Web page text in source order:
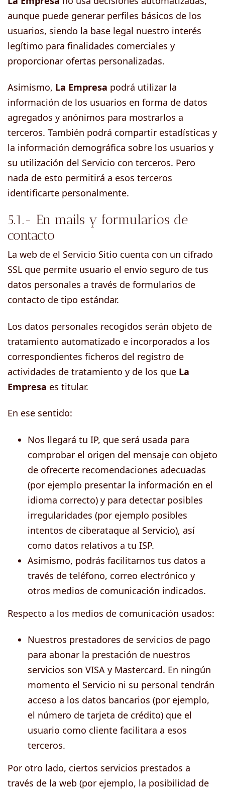
aunque puede generar perfiles básicos de los
usuarios, siendo la base legal nuestro interés
legítimo para finalidades comerciales y
proporcionar ofertas personalizadas.
Asimismo, La Empresa podrá utilizar la
información de los usuarios en forma de datos
agregados y anónimos para mostrarlos a
terceros. También podrá compartir estadísticas y
la información demográfica sobre los usuarios y
su utilización del Servicio con terceros. Pero
nada de esto permitirá a esos terceros
identificarte personalmente.
5.1.- En mails y formularios de
contacto
La web de el Servicio Sitio cuenta con un cifrado
SSL que permite usuario el envío seguro de tus
datos personales a través de formularios de
contacto de tipo estándar.
Los datos personales recogidos serán objeto de
tratamiento automatizado e incorporados a los
correspondientes ficheros del registro de
actividades de tratamiento y de los que La
Empresa es titular.
En ese sentido:
Nos llegará tu IP, que será usada para
comprobar el origen del mensaje con objeto
de ofrecerte recomendaciones adecuadas
(por ejemplo presentar la información en el
idioma correcto) y para detectar posibles
irregularidades (por ejemplo posibles
intentos de ciberataque al Servicio), así
como datos relativos a tu ISP.
Asimismo, podrás facilitarnos tus datos a
través de teléfono, correo electrónico y
otros medios de comunicación indicados.
Respecto a los medios de comunicación usados:
Nuestros prestadores de servicios de pago
para abonar la prestación de nuestros
servicios son VISA y Mastercard. En ningún
momento el Servicio ni su personal tendrán
acceso a los datos bancarios (por ejemplo,
el número de tarjeta de crédito) que el
usuario como cliente facilitara a esos
terceros.
Por otro lado, ciertos servicios prestados a
través de la web (por ejemplo, la posibilidad de